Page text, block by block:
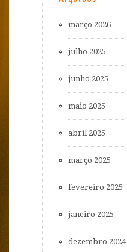
março 2026
julho 2025
junho 2025
maio 2025
abril 2025
março 2025
fevereiro 2025
janeiro 2025
dezembro 2024